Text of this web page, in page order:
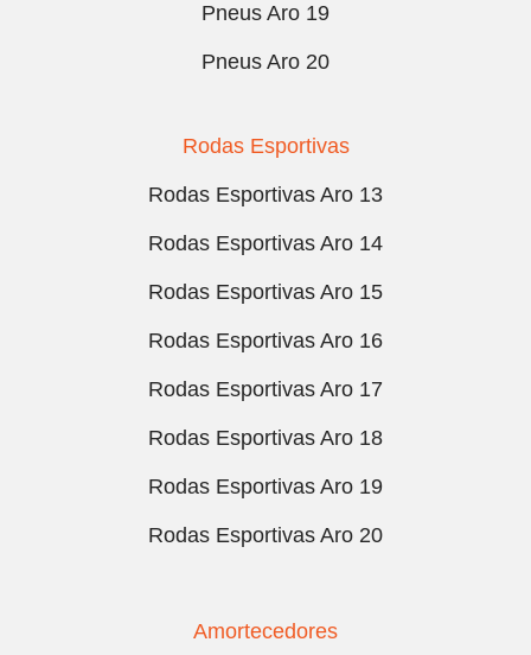
Pneus Aro 19
Pneus Aro 20
Rodas Esportivas
Rodas Esportivas Aro 13
Rodas Esportivas Aro 14
Rodas Esportivas Aro 15
Rodas Esportivas Aro 16
Rodas Esportivas Aro 17
Rodas Esportivas Aro 18
Rodas Esportivas Aro 19
Rodas Esportivas Aro 20
Amortecedores